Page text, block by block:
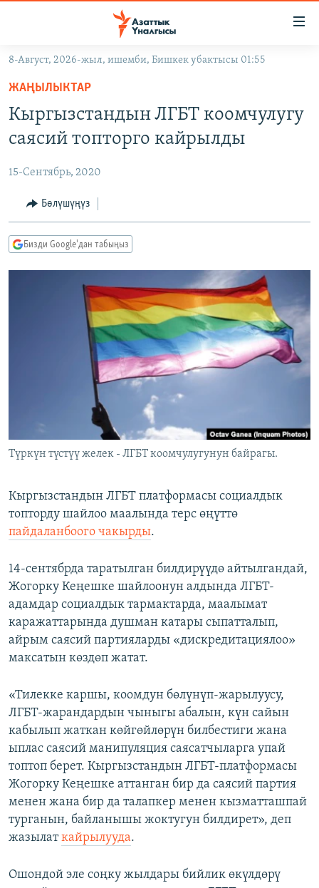
Навигацияга
өтүңүз
Издөөгө
салыңызКЫРГЫЗСТАН
ЭКОНОМИКА
МАДАНИЯТ
ДҮЙНӨ
БОРБОР АЗИЯ
АТАЙЫН ИЛИКТӨӨ
ТВ ПРОГРАММАЛАР
ЭКСПЕРТТЕР ТАЛДАЙТ
БИЗ ЖАНА ДҮЙНӨ
ЭЖЕ-СИҢДИЛЕР
ЫҢГАЙСЫЗ СУРООЛОР
ӨЗГӨЧӨ ПИКИР
ОНЛАЙН ШЕРИНЕ
ЭЕ/АРнун бардык сайттары
8-Август, 2026-жыл, ишемби, Бишкек убактысы 01:55
ЖАҢЫЛЫКТАР
Кыргызстандын ЛГБТ коомчулугу
саясий топторго кайрылды
15-Сентябрь, 2020
Бөлүшүңүз
Бизди Google'дан табыңыз
Түркүн түстүү желек - ЛГБТ коомчулугунун байрагы.
Кыргызстандын ЛГБТ платформасы социалдык
топторду шайлоо маалында терс өңүттө
пайдаланбоого чакырды.
14-сентябрда таратылган билдирүүдө айтылгандай,
Жогорку Кеңешке шайлоонун алдында ЛГБТ-
адамдар социалдык тармактарда, маалымат
каражаттарында душман катары сыпатталып,
айрым саясий партияларды «дискредитациялоо»
максатын көздөп жатат.
«Тилекке каршы, коомдун бөлүнүп-жарылуусу,
ЛГБТ-жарандардын чыныгы абалын, күн сайын
кабылып жаткан көйгөйлөрүн билбестиги жана
ыплас саясий манипуляция саясатчыларга упай
топтоп берет. Кыргызстандын ЛГБТ-платформасы
Жогорку Кеңешке аттанган бир да саясий партия
менен жана бир да талапкер менен кызматташпай
турганын, байланышы жоктугун билдирет», деп
жазылаткайрылууда.
Ошондой эле соңку жылдары бийлик өкүлдөрү